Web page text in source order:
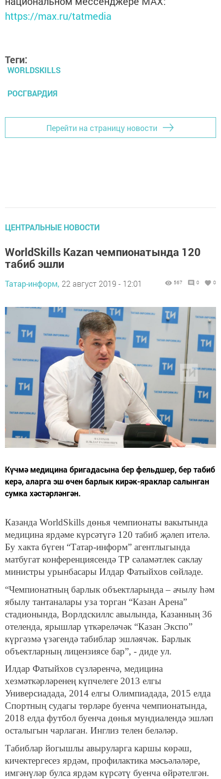
https://max.ru/tatmedia
Теги:
WORLDSKILLS
РОСГВАРДИЯ
Перейти на страницу новости
ЦЕНТРАЛЬНЫЕ НОВОСТИ
WorldSkills Kazan чемпионатында 120
табиб эшли
Татар-информ, 22 август 2019 - 12:01 567 0 0
Күчмә медицина бригадасына бер фельдшер, бер табиб
керә, аларга эш өчен барлык кирәк-яраклар салынган
сумка хәстәрләнгән.
Казанда WorldSkills дөнья чемпионаты вакытында
медицина ярдәме күрсәтүгә 120 табиб җәлеп ителә.
Бу хакта бүген “Татар-информ” агентлыгында
матбугат конференциясендә ТР сәламәтлек саклау
министры урынбасары Илдар Фатыйхов сөйләде.
“Чемпионатның барлык объектларында – ачылу һәм
ябылу тантаналары уза торган “Казан Арена”
стадионында, Ворлдскиллс авылында, Казанның 36
отеленда, ярышлар үткәреләчәк “Казан Экспо”
күргәзмә үзәгендә табиблар эшләячәк. Барлык
объектларның лицензиясе бар”, - диде ул.
Илдар Фатыйхов сүзләренчә, медицина
хезмәткәрләренең күпчелеге 2013 елгы
Универсиадада, 2014 елгы Олимпиадада, 2015 елда
Спортның судагы төрләре буенча чемпионатында,
2018 елда футбол буенча дөнья мундиалендә эшләп
осталыгын чарлаган. Инглиз телен беләләр.
Табиблар йогышлы авыруларга каршы көрәш,
кичектергесез ярдәм, профилактика мәсьәләләре,
имгәнүләр булса ярдәм күрсәтү буенча өйрәтелгән.